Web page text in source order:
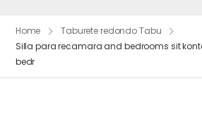
Home
Taburete redondo Tabu
Silla para recamara and bedrooms sit
bedr